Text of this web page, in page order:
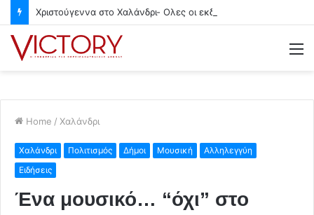
Home / Χαλάνδρι
Χαλάνδρι Πολιτισμός Δήμοι Μουσική
Αλληλεγγύη
Ειδήσεις
Ένα μουσικό… “όχι” στο